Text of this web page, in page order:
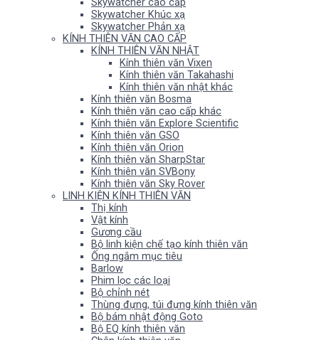
Skywatcher cao cấp
Skywatcher Khúc xạ
Skywatcher Phản xạ
KÍNH THIÊN VĂN CAO CẤP
KÍNH THIÊN VĂN NHẬT
Kính thiên văn Vixen
Kính thiên văn Takahashi
Kính thiên văn nhật khác
Kính thiên văn Bosma
Kính thiên văn cao cấp khác
Kính thiên văn Explore Scientific
Kính thiên văn GSO
Kính thiên văn Orion
Kính thiên văn SharpStar
Kính thiên văn SVBony
Kính thiên văn Sky Rover
LINH KIỆN KÍNH THIÊN VĂN
Thị kính
Vật kính
Gương cầu
Bộ linh kiện chế tạo kính thiên văn
Ống ngắm mục tiêu
Barlow
Phim lọc các loại
Bộ chỉnh nét
Thùng đựng, túi đựng kính thiên văn
Bộ bám nhật động Goto
Bộ EQ kính thiên văn